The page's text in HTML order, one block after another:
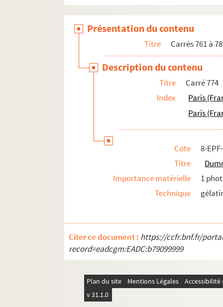
Carrés 841 à 860. 11
et 20
arrondissements
Carrés 861 à 880. 20 arrondissement
Carrés 881 à 887. 16 arrondissement, Bois
Carrés 888 à 902. 1earrondissement, Bois de
Présentation du contenu
Titre Carrés 761 à
Description du contenu
Titre
Carré 774
Index
Paris
Paris
Cote
8-
Titre
Importance matérielle
1
Technique
Citer ce document : https://ccfr.bnf.fr/
record=eadcgm:EADC:b79099999
Plan du site Mentions Légales
v 31.1.0